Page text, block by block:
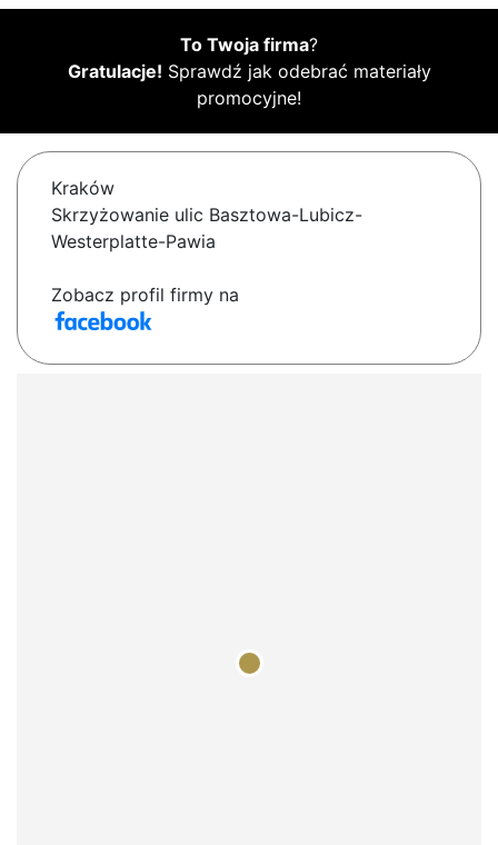
To Twoja firma?
Gratulacje! Sprawdź jak odebrać materiały
promocyjne!
Kraków
Skrzyżowanie ulic Basztowa-Lubicz-
Westerplatte-Pawia
Zobacz profil firmy na